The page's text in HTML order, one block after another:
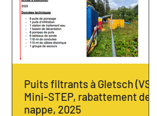
Puits filtrants à Gletsch (VS) -
Mini-STEP, rabattement de
nappe, 2025